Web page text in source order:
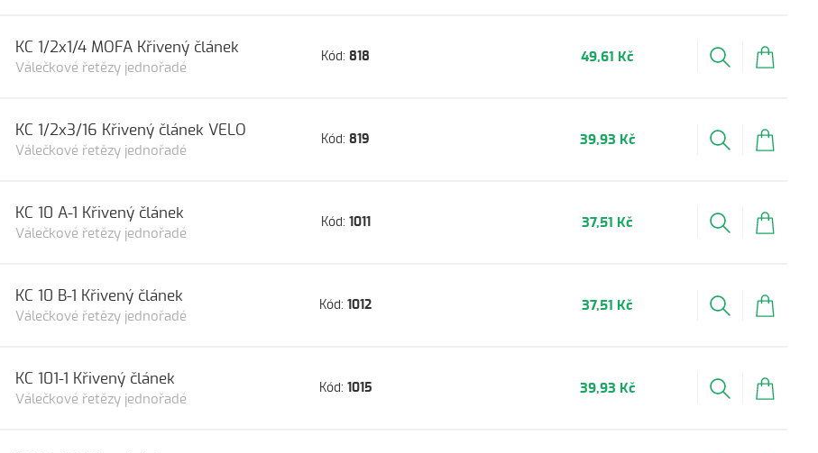
Kód:818
Válečkové řetězy jednořadé
KC 1/2x1/4 MOFA Křivený článek
49,61 Kč
Kód:819
Válečkové řetězy jednořadé
KC 1/2x3/16 Křivený článek VELO
39,93 Kč
Kód: 1011
Válečkové řetězy jednořadé
KC 10 A-1 Křivený článek
37,51 Kč
Kód:1012
Válečkové řetězy jednořadé
KC 10 B-1 Křivený článek
37,51 Kč
Kód: 1015
Válečkové řetězy jednořadé
KC 101-1 Křivený článek
39,93 Kč